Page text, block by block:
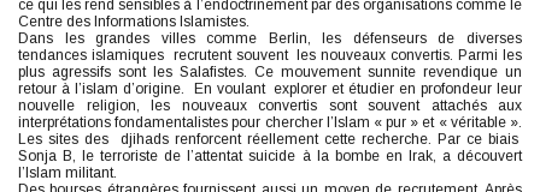
ce qui les rend sensibles à l’endoctrinement par des organisations comme le
Centre des Informations Islamistes.
Dans les grandes villes comme Berlin, les défenseurs de diverses
tendances islamiques recrutent souvent les nouveaux convertis. Parmi les
plus agressifs sont les Salafistes. Ce mouvement sunnite revendique un
retour à l’islam d’origine. En voulant explorer et étudier en profondeur leur
nouvelle religion, les nouveaux convertis sont souvent attachés aux
interprétations fondamentalistes pour chercher l’Islam « pur » et « véritable ».
Les sites des djihads renforcent réellement cette recherche. Par ce biais
Sonja B, le terroriste de l’attentat suicide à la bombe en Irak, a découvert
l’Islam militant.